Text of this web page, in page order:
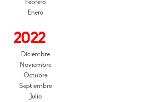
Febrero
Enero
2022
Diciembre
Noviembre
Octubre
Septiembre
Julio